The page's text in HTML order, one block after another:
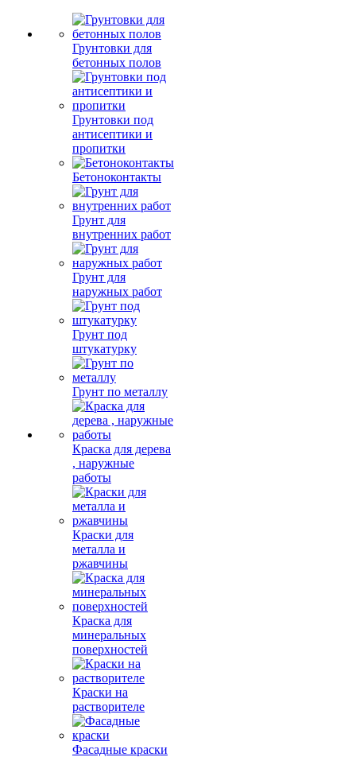
Грунтовки для
бетонных полов
Грунтовки под
антисептики и
пропитки
Бетоноконтакты
Грунт для
внутренних работ
Грунт для
наружных работ
Грунт под
штукатурку
Грунт по металлу
Краска для дерева
, наружные
работы
Краски для
металла и
ржавчины
Краска для
минеральных
поверхностей
Краски на
растворителе
Фасадные краски